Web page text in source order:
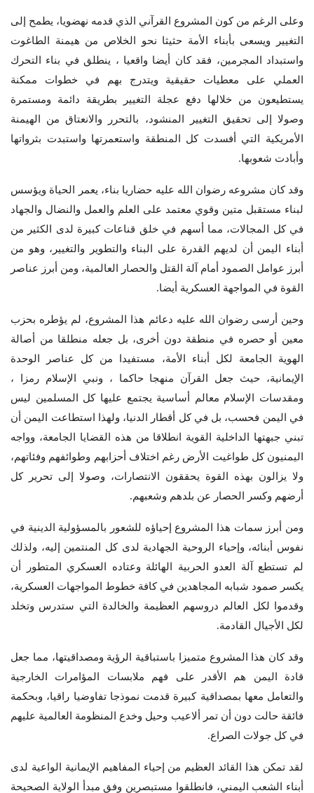
وعلى الرغم من كون المشروع القرآني الذي قدمه نهضويا، يطمح إلى
التغيير ويسعى بأبناء الأمة حثيثا نحو الخلاص من هيمنة الطاغوت
واستبداد المجرمين، فقد كان أيضا واقعيا ، ينطلق في بناء التحرك
العملي على معطيات حقيقية ويتدرج بهم في خطوات ممكنة
يستطيعون من خلالها دفع عجلة التغيير بطريقة دائمة ومستمرة
وصولا إلى تحقيق التغيير المنشود، بالتحرر والانعتاق من الهيمنة
الأمريكية التي أفسدت كل المنطقة واستعمرتها واستبدت بثرواتها
وأبادت شعوبها.
وقد كان مشروعه رضوان الله عليه حضاريا بناء، يعمر الحياة ويؤسس
لبناء مستقبل متين وقوي معتمد على العلم والعمل والنضال والجهاد
في كل المجالات، مما أسهم في خلق قناعات كبيرة لدى الكثير من
أبناء اليمن أن لديهم القدرة على البناء والتطوير والتغيير، وهو من
أبرز عوامل الصمود أمام آلة القتل والحصار العالمية، ومن أبرز عناصر
القوة في المواجهة العسكرية أيضا.
وحين أرسى رضوان الله عليه دعائم هذا المشروع، لم يؤطره بحزب
معين أو حصره في منطقة دون أخرى، بل جعله منطلقا من أصالة
الهوية الجامعة لكل أبناء الأمة، مستفيدا من كل عناصر الوحدة
الإيمانية، حيث جعل القرآن منهجا حاكما ، ونبي الإسلام رمزا ،
ومقدسات الإسلام معالم أساسية يجتمع عليها كل المسلمين ليس
في اليمن فحسب، بل في كل أقطار الدنيا، ولهذا استطاعت اليمن أن
تبني جبهتها الداخلية القوية انطلاقا من هذه القضايا الجامعة، وواجه
اليمنيون كل طواغيت الأرض رغم اختلاف أحزابهم وطوائفهم وفئاتهم،
ولا يزالون بهذه القوة يحققون الانتصارات، وصولا إلى تحرير كل
أرضهم وكسر الحصار عن بلدهم وشعبهم.
ومن أبرز سمات هذا المشروع إحياؤه للشعور بالمسؤولية الدينية في
نفوس أبنائه، وإحياء الروحية الجهادية لدى كل المنتمين إليه، ولذلك
لم تستطع آلة العدو الحربية الهائلة وعتاده العسكري المتطور أن
يكسر صمود شبابه المجاهدين في كافة خطوط المواجهات العسكرية،
وقدموا لكل العالم دروسهم العظيمة والخالدة التي ستدرس وتخلد
لكل الأجيال القادمة.
وقد كان هذا المشروع متميزا باستباقية الرؤية ومصداقيتها، مما جعل
قادة اليمن هم الأقدر على فهم ملابسات المؤامرات الخارجية
والتعامل معها بمصداقية كبيرة قدمت نموذجا تفاوضيا راقيا، وبحكمة
فائقة حالت دون أن تمر ألاعيب وحيل وخدع المنظومة العالمية عليهم
في كل جولات الصراع.
لقد تمكن هذا القائد العظيم من إحياء المفاهيم الإيمانية الواعية لدى
أبناء الشعب اليمني، فانطلقوا مستبصرين وفق مبدأ الولاية الصحيحة